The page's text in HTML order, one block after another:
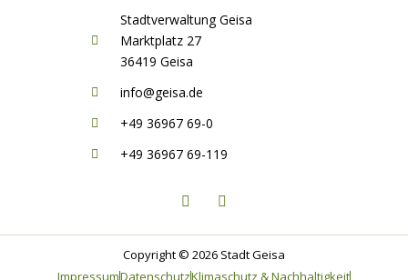
Stadtverwaltung Geisa
Marktplatz 27
36419 Geisa
info@geisa.de
+49 36967 69-0
+49 36967 69-119
a
c
b
o
o
n
s
a
g
Copyright © 2026 Stadt Geisa
ImpressumDatenschutzKlimaschutz & Nachhaltigkeit